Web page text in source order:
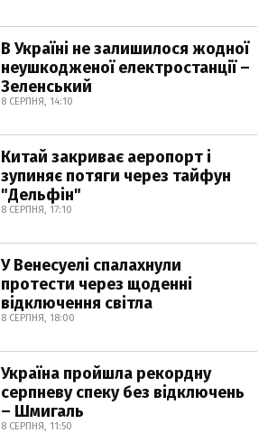
В Україні не залишилося жодної
неушкодженої електростанції –
Зеленський
8 СЕРПНЯ, 14:10
Китай закриває аеропорт і
зупиняє потяги через тайфун
"Дельфін"
8 СЕРПНЯ, 17:10
У Венесуелі спалахнули
протести через щоденні
відключення світла
8 СЕРПНЯ, 18:00
Україна пройшла рекордну
серпневу спеку без відключень
– Шмигаль
8 СЕРПНЯ, 11:50